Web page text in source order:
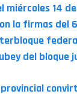
miércoles 14
la firmas del
del bloque
provincial